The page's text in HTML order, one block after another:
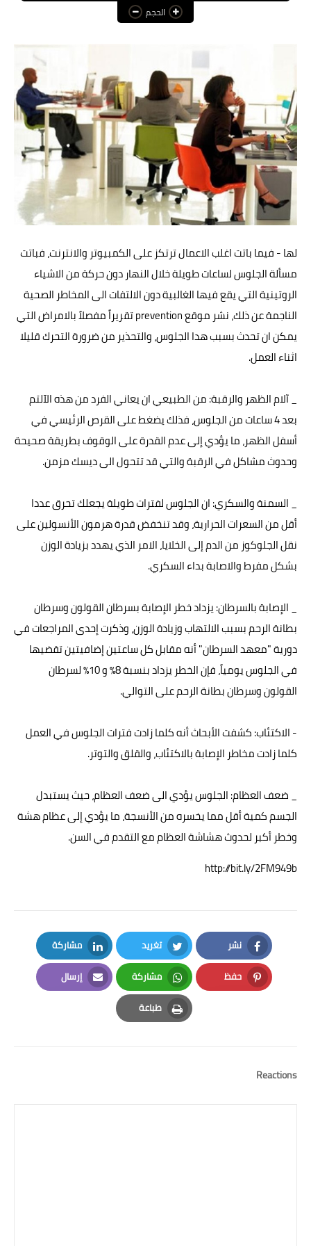
عالم المرأة
أخبار مصر
أخبار عربية
أخبار النجوم
أخبار العالم
الحجم
لها - فيما باتت اغلب الاعمال ترتكز على الكمبيوتر والانترنت، فباتت
مسألة الجلوس لساعات طويلة خلال النهار دون حركة من الاشياء
الروتينية التي يقع فيها الغالبية دون الالتفات الى المخاطر الصحية
الناجمة عن ذلك، نشر موقع prevention تقريراً مفصلاً بالامراض التي
يمكن ان تحدث بسبب هدا الجلوس، والتحذير من ضرورة التحرك قليلا
اثناء العمل.
_ آلام الظهر والرقبة: من الطبيعي ان يعاني الفرد من هذه الآلتم
بعد 4 ساعات من الجلوس، فذلك يضغط على القرص الرئيسي في
أسفل الظهر، ما يؤدي إلى عدم القدرة على الوقوف بطريقة صحيحة
وحدوث مشاكل في الرقبة والتي قد تتحول الى ديسك مزمن.
_ السمنة والسكري: ان الجلوس لفترات طويلة يجعلك تحرق عددا
أقل من السعرات الحرارية، وقد تنخفض قدرة هرمون الأنسولين على
نقل الجلوكوز من الدم إلى الخلايا، الامر الذي يهدد بزيادة الوزن
بشكل مفرط والاصابة بداء السكري.
_ الإصابة بالسرطان: يزداد خطر الإصابة بسرطان القولون وسرطان
بطانة الرحم بسبب الالتهاب وزيادة الوزن، وذكرت إحدى المراجعات في
دورية "معهد السرطان" أنه مقابل كل ساعتين إضافيتين تقضيها
في الجلوس يومياً، فإن الخطر يزداد بنسبة 8٪ و 10٪ لسرطان
القولون وسرطان بطانة الرحم على التوالي.
- الاكتئاب: كشفت الأبحاث أنه كلما زادت فترات الجلوس في العمل
كلما زادت مخاطر الإصابة بالاكتئاب، والقلق والتوتر.
_ ضعف العظام: الجلوس يؤدي الى ضعف العظام، حيث يستبدل
الجسم كمية أقل مما يخسره من الأنسجة، ما يؤدي إلى عظام هشة
وخطر أكبر لحدوث هشاشة العظام مع التقدم في السن.
http://bit.ly/2FM949b
نشر
Facebook
تغريد
Twitter
مشاركة
LinkedIn
حفظ
Pinterest
مشاركة
Whatsapp
إرسال
Email
طباعة
Print
Reactions